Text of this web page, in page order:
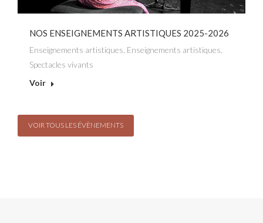
NOS ENSEIGNEMENTS ARTISTIQUES 2025-2026
Enseignements artistiques Enseignements artistiques
Spectacles vivants
Voir
VOIR TOUS LES ÉVÈNEMENTS